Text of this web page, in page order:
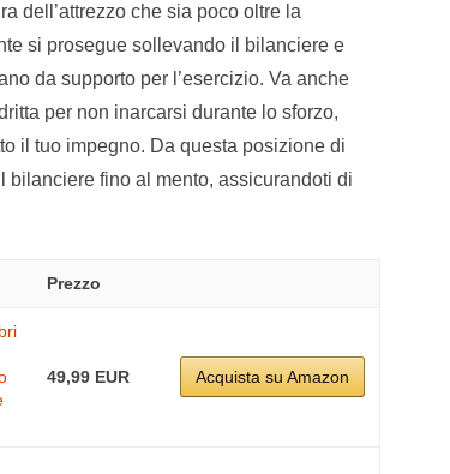
dell’attrezzo che sia poco oltre la
si prosegue sollevando il bilanciere e
da supporto per l’esercizio. Va anche
per non inarcarsi durante lo sforzo,
il tuo impegno. Da questa posizione di
bilanciere fino al mento, assicurandoti di
Prezzo
49,99 EUR Acquista su Amazon